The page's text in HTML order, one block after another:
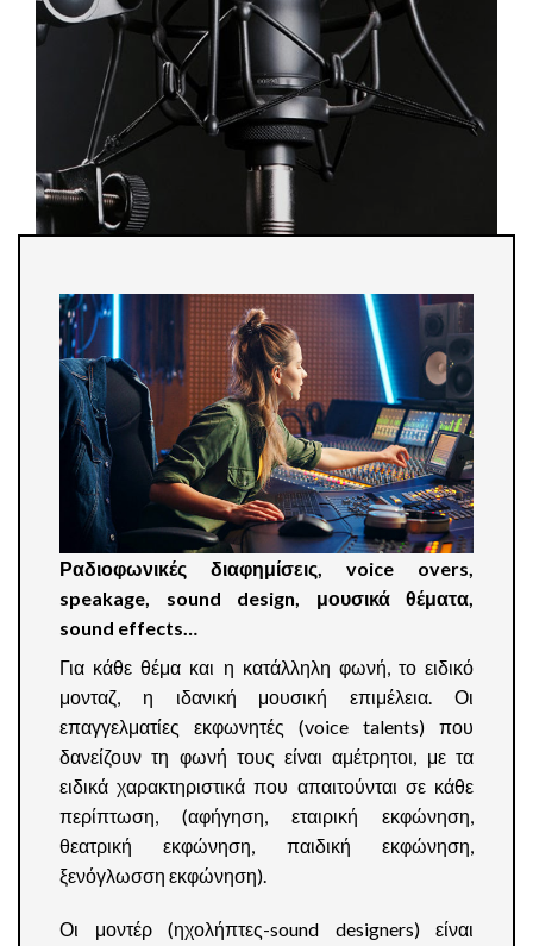
Ραδιοφωνικές διαφημίσεις, voice overs,
speakage, sound design, μουσικά θέματα,
sound effects…
Για κάθε θέμα και η κατάλληλη φωνή, το ειδικό
μονταζ, η ιδανική μουσική επιμέλεια. Οι
επαγγελματίες εκφωνητές (voice talents) που
δανείζουν τη φωνή τους είναι αμέτρητοι, με τα
ειδικά χαρακτηριστικά που απαιτούνται σε κάθε
περίπτωση, (αφήγηση, εταιρική εκφώνηση,
θεατρική εκφώνηση, παιδική εκφώνηση,
ξενόγλωσση εκφώνηση).
Οι μοντέρ (ηχολήπτες-sound designers) είναι